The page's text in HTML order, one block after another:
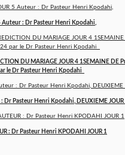
5 Auteur : Dr Pasteur Henri Kpodahi,
DU MARIAGE JOUR 4 1SEMAINE DE
le Dr Pasteur Henri Kpodahi
: Dr Pasteur Henri Kpodahi, DEUXIEME
: Dr Pasteur Henri KPODAHI JOUR 1